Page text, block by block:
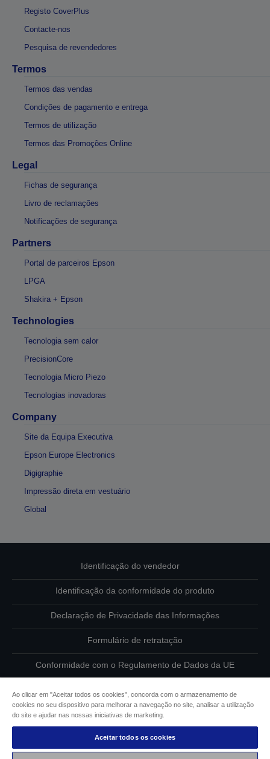
Registo CoverPlus
Contacte-nos
Pesquisa de revendedores
Termos
Termos das vendas
Condições de pagamento e entrega
Termos de utilização
Termos das Promoções Online
Legal
Fichas de segurança
Livro de reclamações
Notificações de segurança
Partners
Portal de parceiros Epson
LPGA
Shakira + Epson
Technologies
Tecnologia sem calor
PrecisionCore
Tecnologia Micro Piezo
Tecnologias inovadoras
Company
Site da Equipa Executiva
Epson Europe Electronics
Digigraphie
Impressão direta em vestuário
Global
Identificação do vendedor
Identificação da conformidade do produto
Declaração de Privacidade das Informações
Formulário de retratação
Conformidade com o Regulamento de Dados da UE
Informações sobre cookies
Compromisso da Epson para com a acessibilidade
Ao clicar em "Aceitar todos os cookies", concorda com o armazenamento de
cookies no seu dispositivo para melhorar a navegação no site, analisar a utilização
do site e ajudar nas nossas iniciativas de marketing.
Aceitar todos os cookies